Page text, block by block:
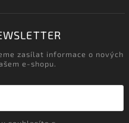
zasílat informace o nových
e-shopu.